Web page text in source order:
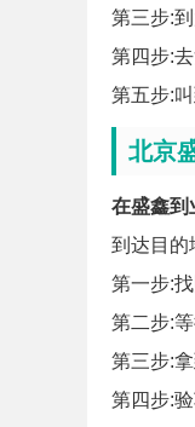
第三步:
第四步:
第五步:
北京
在盛鑫到
到达目的
第一步:
第二步:
第三步:
第四步: